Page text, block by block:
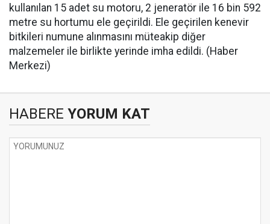
kullanılan 15 adet su motoru, 2 jeneratör ile 16 bin 592
metre su hortumu ele geçirildi. Ele geçirilen kenevir
bitkileri numune alınmasını müteakip diğer
malzemeler ile birlikte yerinde imha edildi. (Haber
Merkezi)
HABERE YORUM KAT